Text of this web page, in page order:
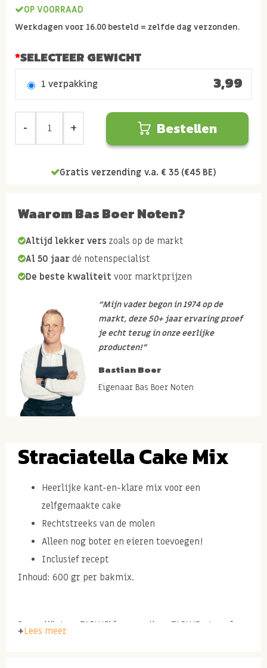
OP VOORRAAD
Werkdagen voor 16.00 besteld = zelfde dag verzonden.
SELECTEER GEWICHT
1 verpakking 3,99
Bestellen
Gratis verzending v.a. € 35 (€45 BE)
Waarom Bas Boer Noten?
Altijd lekker vers zoals op de markt
Al 50 jaar dé notenspecialist
De beste kwaliteit voor marktprijzen
“Mijn vader begon in 1974 op de
markt, deze 50+ jaar ervaring proef
je echt terug in onze eerlijke
producten!”
Bastian Boer
Eigenaar Bas Boer Noten
Straciatella Cake Mix
Heerlijke kant-en-klare mix voor een
zelfgemaakte cake
Rechtstreeks van de molen
Alleen nog boter en eieren toevoegen!
Inclusief recept
Inhoud: 600 gr per bakmix.
Ingrediënten: TARWEbloem, suiker, TARWEzetmeel,
Lees meer